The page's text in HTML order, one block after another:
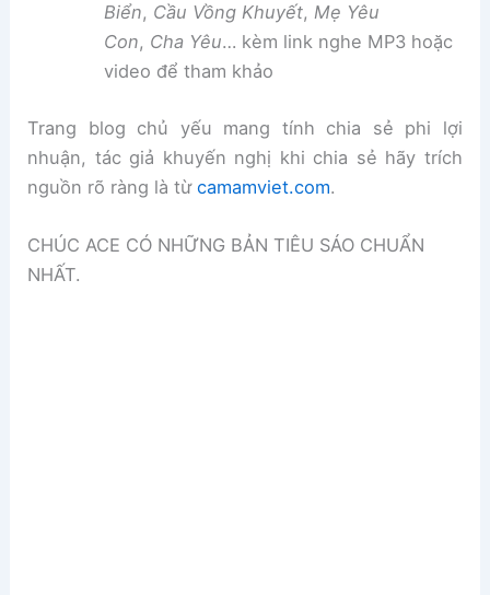
Biển, Cầu Vồng Khuyết, Mẹ Yêu
Con, Cha Yêu… kèm link nghe MP3 hoặc
video để tham khảo
Trang blog chủ yếu mang tính chia sẻ phi lợi
nhuận, tác giả khuyến nghị khi chia sẻ hãy trích
nguồn rõ ràng là từcamamviet.com.
CHÚC ACE CÓ NHỮNG BẢN TIÊU SÁO CHUẨN
NHẤT.